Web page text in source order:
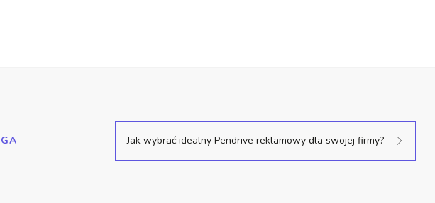
Jak wybrać idealny Pendrive reklamowy dla swojej firmy?